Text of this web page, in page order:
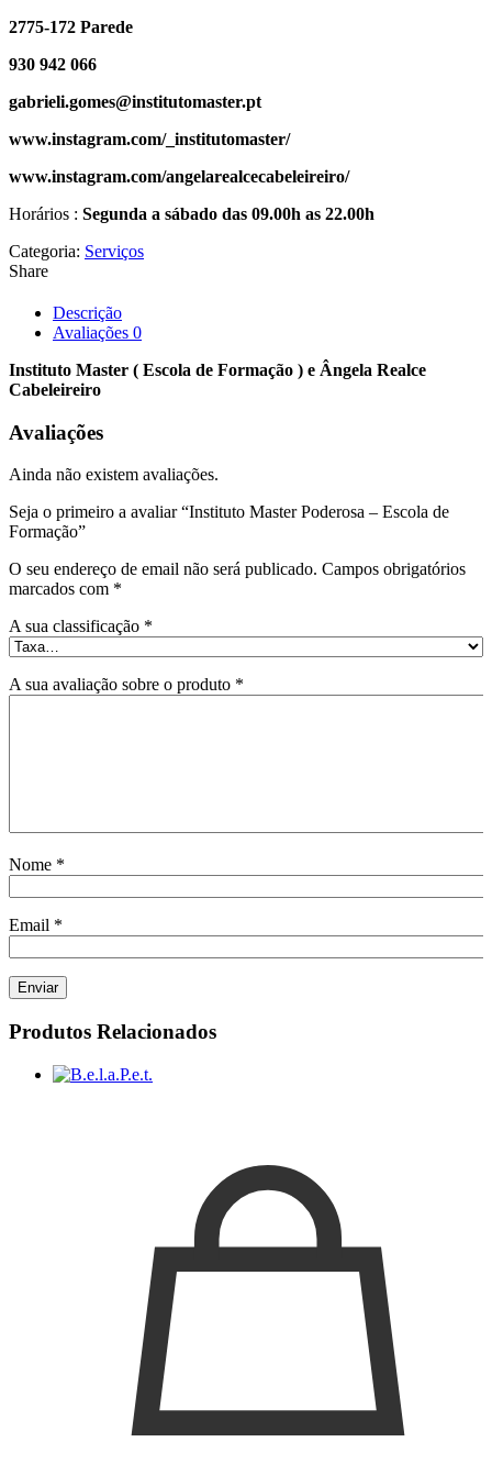
2775-172 Parede
930 942 066
gabrieli.gomes@institutomaster.pt
www.instagram.com/_institutomaster/
www.instagram.com/angelarealcecabeleireiro/
Horários : Segunda a sábado das 09.00h as 22.00h
Categoria: Serviços
Share
Descrição
Avaliações 0
Instituto Master ( Escola de Formação ) e Ângela Realce
Cabeleireiro
Avaliações
Ainda não existem avaliações.
Seja o primeiro a avaliar “Instituto Master Poderosa – Escola de
Formação”
O seu endereço de email não será publicado. Campos obrigatórios
marcados com *
A sua classificação *
A sua avaliação sobre o produto *
Nome *
Email *
Produtos Relacionados